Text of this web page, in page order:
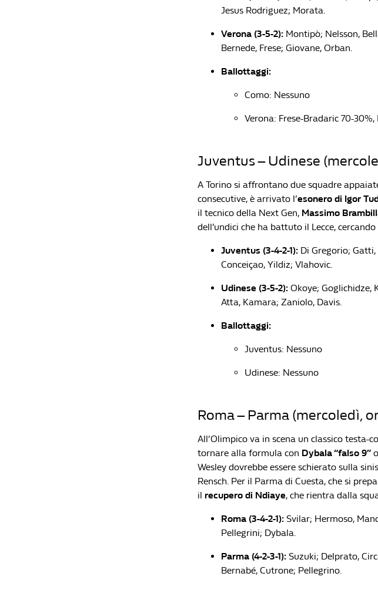
Jesus Rodriguez; Morata.
Verona (3-5-2): Montipò; Nelsson,
Bernede, Frese; Giovane, Orban.
Ballottaggi:
Como: Nessuno
Verona: Frese-Bradaric 70-
Juventus – Udinese
A Torino si affrontano due squadre
consecutive, è arrivato l’esonero di Igor
il tecnico della Next Gen, Massimo
dell’undici che ha battuto il Lecce,
Juventus (3-4-2-1): Di Gregorio;
Conceiçao, Yildiz; Vlahovic.
Udinese (3-5-2): Okoye; Goglichidze,
Atta, Kamara; Zaniolo, Davis.
Ballottaggi:
Juventus: Nessuno
Udinese: Nessuno
Roma – Parma (mercoledì,
All’Olimpico va in scena un classico testa-
tornare alla formula con Dybala “falso 9”
Wesley dovrebbe essere schierato sulla
Rensch. Per il Parma di Cuesta, che si
il recupero di Ndiaye, che rientra dalla
Roma (3-4-2-1): Svilar; Hermoso,
Pellegrini; Dybala.
Parma (4-2-3-1): Suzuki; Delprato,
Bernabé, Cutrone; Pellegrino.